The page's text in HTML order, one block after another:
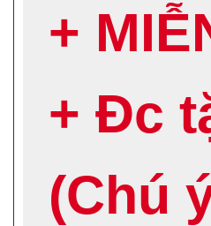
+
+ Đc
(Chú